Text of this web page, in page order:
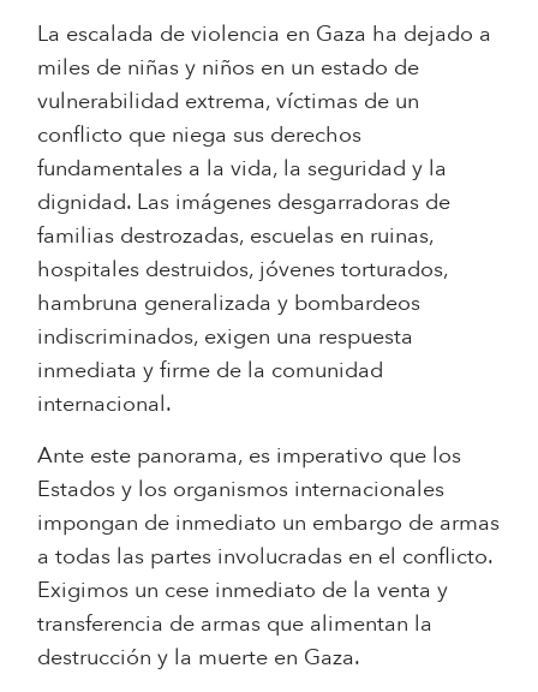
La escalada de violencia en Gaza ha dejado a
miles de niñas y niños en un estado de
vulnerabilidad extrema, víctimas de un
conflicto que niega sus derechos
fundamentales a la vida, la seguridad y la
dignidad. Las imágenes desgarradoras de
familias destrozadas, escuelas en ruinas,
hospitales destruidos, jóvenes torturados,
hambruna generalizada y bombardeos
indiscriminados, exigen una respuesta
inmediata y firme de la comunidad
internacional.
Ante este panorama, es imperativo que los
Estados y los organismos internacionales
impongan de inmediato un embargo de armas
a todas las partes involucradas en el conflicto.
Exigimos un cese inmediato de la venta y
transferencia de armas que alimentan la
destrucción y la muerte en Gaza.